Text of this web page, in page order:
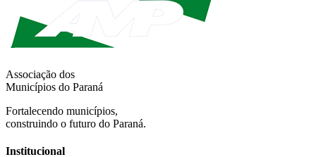
Associação dos
Municípios do Paraná
Fortalecendo municípios,
construindo o futuro do Paraná.
Institucional